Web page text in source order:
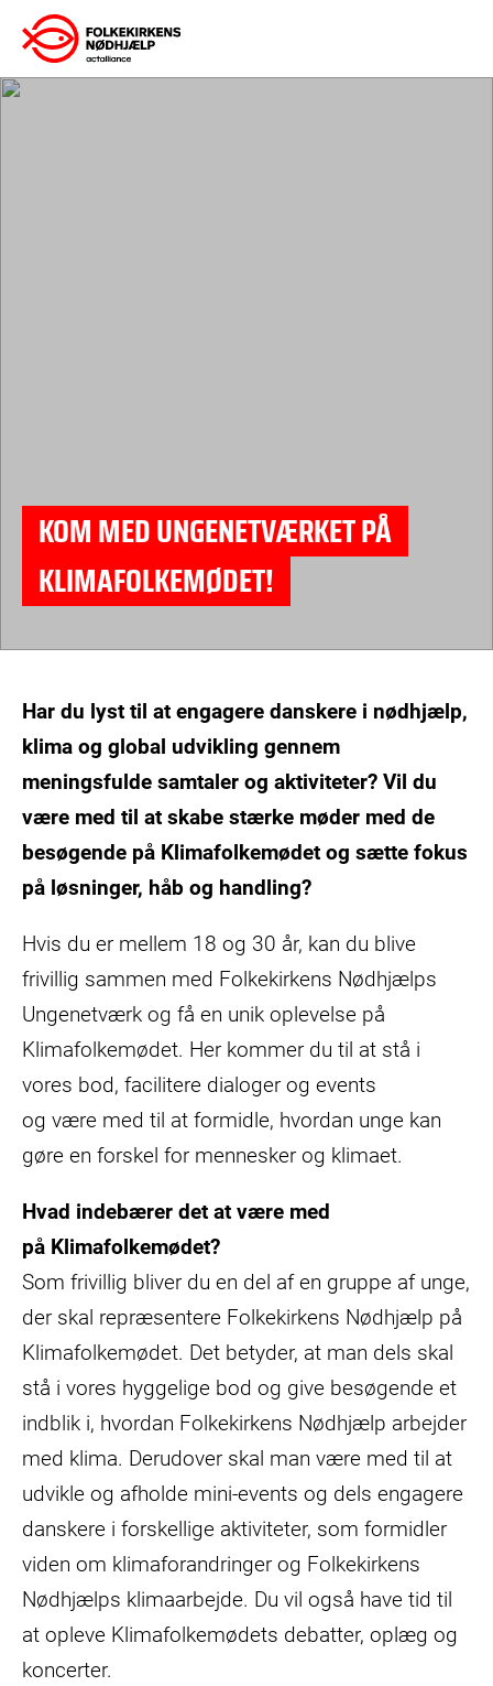
Gå
til
indhold
KOM MED UNGENETVÆRKET PÅ
KLIMAFOLKEMØDET!
Har du lyst til at engagere danskere i nødhjælp,
klima og global udvikling gennem
meningsfulde samtaler og aktiviteter? Vil du
være med til at skabe stærke møder med de
besøgende på Klimafolkemødet og sætte fokus
på løsninger, håb og handling?
Hvis du er mellem 18 og 30 år, kan du blive
frivillig sammen med Folkekirkens Nødhjælps
Ungenetværk og få en unik oplevelse på
Klimafolkemødet. Her kommer du til at stå i
vores bod, facilitere dialoger og events
og være med til at formidle, hvordan unge kan
gøre en forskel for mennesker og klimaet.
Hvad indebærer det at være med
på Klimafolkemødet?
Som frivillig bliver du en del af en gruppe af unge,
der skal repræsentere Folkekirkens Nødhjælp på
Klimafolkemødet. Det betyder, at man dels skal
stå i vores hyggelige bod og give besøgende et
indblik i, hvordan Folkekirkens Nødhjælp arbejder
med klima. Derudover skal man være med til at
udvikle og afholde mini-events og dels engagere
danskere i forskellige aktiviteter, som formidler
viden om klimaforandringer og Folkekirkens
Nødhjælps klimaarbejde. Du vil også have tid til
at opleve Klimafolkemødets debatter, oplæg og
koncerter.